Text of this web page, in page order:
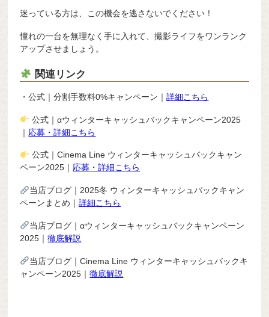
迷っている方は、この機会を逃さないでください！
憧れの一台を無理なく手に入れて、撮影ライフをワンランク
アップさせましょう。
関連リンク
・公式｜分割手数料0%キャンペーン｜詳細こちら
公式｜αウィンターキャッシュバックキャンペーン2025
｜ 応募・詳細こちら
公式｜Cinema Line ウィンターキャッシュバックキャン
ペーン2025｜ 応募・詳細こちら
当店ブログ｜2025冬 ウィンターキャッシュバックキャン
ペーンまとめ｜詳細こちら
当店ブログ｜αウィンターキャッシュバックキャンペーン
2025｜徹底解説
当店ブログ｜Cinema Line ウィンターキャッシュバックキ
ャンペーン2025｜徹底解説